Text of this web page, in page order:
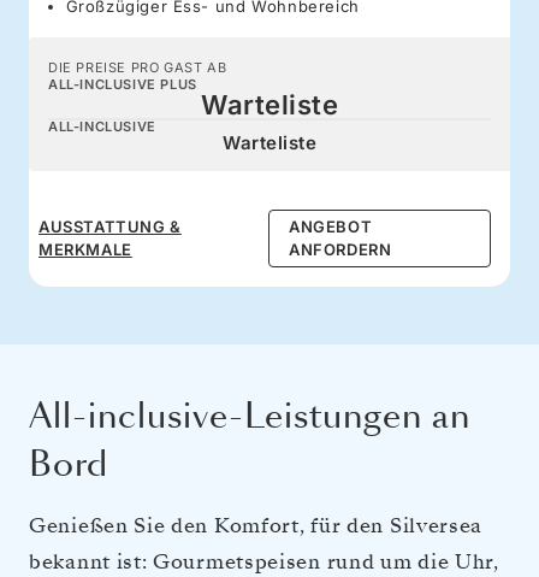
Großzügiger Ess- und Wohnbereich
DIE PREISE PRO GAST AB
ALL-INCLUSIVE PLUS
Warteliste
ALL-INCLUSIVE
Warteliste
AUSSTATTUNG &
MERKMALE
ANGEBOT
ANFORDERN
All-inclusive-Leistungen an
Bord
Genießen Sie den Komfort, für den Silversea
bekannt ist: Gourmetspeisen rund um die Uhr,